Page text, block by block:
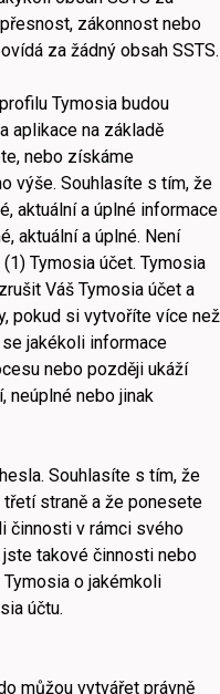
zákonnost nebo
za žádný obsah SSTS.
Tymosia budou
aplikace na základě
nebo získáme
výše. Souhlasíte s tím, že
aktuální a úplné informace
aktuální a úplné. Není
Tymosia účet. Tymosia
Váš Tymosia účet a
pokud si vytvoříte více než
jakékoli informace
nebo později ukáží
neúplné nebo jinak
Souhlasíte s tím, že
straně a že ponesete
činnosti v rámci svého
takové činnosti nebo
o jakémkoli
účtu.
můžou vytvářet právně